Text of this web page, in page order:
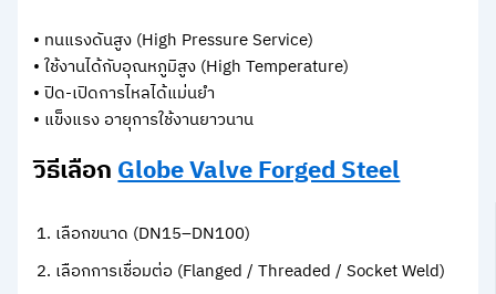
• ทนแรงดันสูง (High Pressure Service)
• ใช้งานได้กับอุณหภูมิสูง (High Temperature)
• ปิด-เปิดการไหลได้แม่นยำ
• แข็งแรง อายุการใช้งานยาวนาน
วิธีเลือกGlobe Valve Forged Steel
เลือกขนาด (DN15–DN100)
เลือกการเชื่อมต่อ (Flanged / Threaded / Socket Weld)